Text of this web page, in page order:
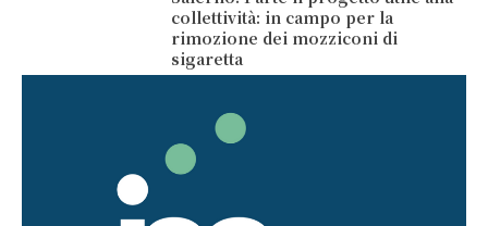
collettività: in campo per la
rimozione dei mozziconi di
sigaretta